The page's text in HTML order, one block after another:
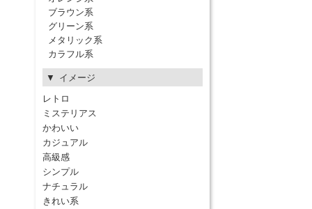
ブラウン系
グリーン系
メタリック系
カラフル系
イメージ
レトロ
ミステリアス
かわいい
カジュアル
高級感
シンプル
ナチュラル
きれい系